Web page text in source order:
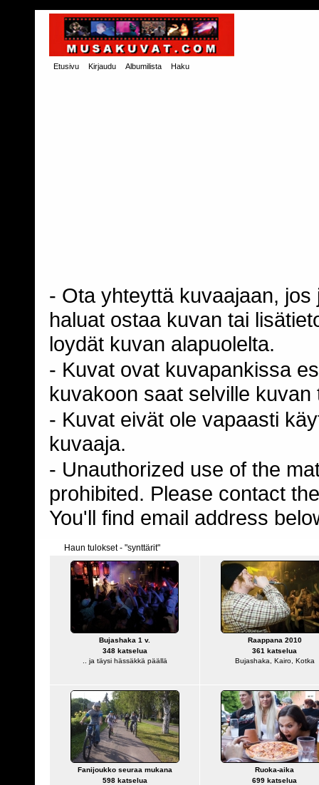
Etusivu Kirjaudu Albumilista Haku
- Ota yhteyttä kuvaajaan,
haluat ostaa kuvan tai
loydät kuvan alapuolelta.
- Kuvat ovat kuvapankissa
kuvakoon saat selville
- Kuvat eivät ole vapaasti
kuvaaja.
- Unauthorized use of the
prohibited. Please contact
You'll find email address
Haun tulokset - "synttärit"
Bujashaka 1 v.
348 katselua
.. ja täysi hässäkkä päällä
Raappana 2010
361 katselua
Bujashaka, Kairo, Kotka
Fanijoukko seuraa mukana
598 katselua
Ruoka-aika
699 katselua